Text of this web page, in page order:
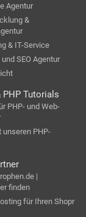
Agentur
&
& IT-Service
und SEO Agentur
PHP Tutorials
PHP- und Web-
unseren PHP-
|
finden
für Ihren Shopr